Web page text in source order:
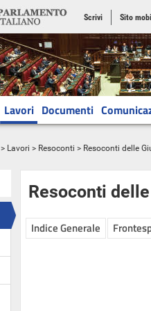
Scrivi Sito
Lavori Documenti
> Lavori > Resoconti > Resoconti delle
Resoconti
Indice Generale